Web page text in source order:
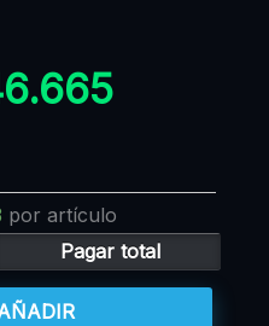
por artículo
Pagar total